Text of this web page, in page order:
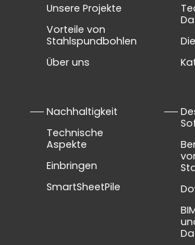
Unsere Projekte
Vorteile von
Stahlspundbohlen
Über uns
Nachhaltigkeit
Technische
Aspekte
Einbringen
SmartSheetPile